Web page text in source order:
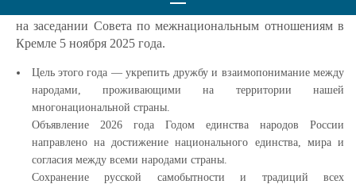
Всероссийского казачьего общества Виталием Кузнецовым
на заседании Совета по межнациональным отношениям в
Кремле 5 ноября 2025 года.
Цель этого года — укрепить дружбу и взаимопонимание между
народами, проживающими на территории нашей
многонациональной страны.
Объявление 2026 года Годом единства народов России
направлено на достижение национального единства, мира и
согласия между всеми народами страны.
Сохранение русской самобытности и традиций всех